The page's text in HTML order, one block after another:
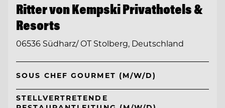
Ritter von Kempski Privathotels &
Resorts
06536 Südharz/ OT Stolberg, Deutschland
SOUS CHEF GOURMET (M/W/D)
STELLVERTRETENDE